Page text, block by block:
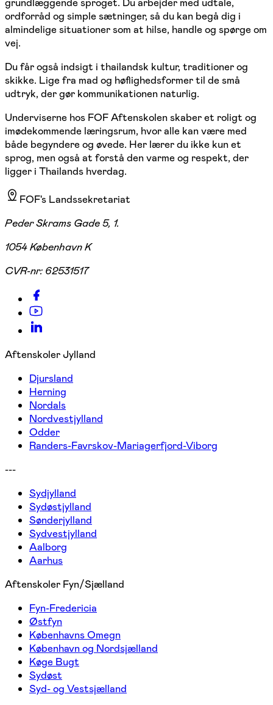
ordforråd og simple sætninger, så du kan begå dig i
almindelige situationer som at hilse, handle og spørge om
vej.
Du får også indsigt i thailandsk kultur, traditioner og
skikke. Lige fra mad og høflighedsformer til de små
udtryk, der gør kommunikationen naturlig.
Underviserne hos FOF Aftenskolen skaber et roligt og
imødekommende læringsrum, hvor alle kan være med
både begyndere og øvede. Her lærer du ikke kun et
sprog, men også at forstå den varme og respekt, der
ligger i Thailands hverdag.
FOF's Landssekretariat
Peder Skrams Gade 5, 1.
1054 København K
CVR-nr: 62531517
Aftenskoler Jylland
Djursland
Herning
Nordals
Nordvestjylland
Odder
Randers-Favrskov-Mariagerfjord-Viborg
---
Sydjylland
Sydøstjylland
Sønderjylland
Sydvestjylland
Aalborg
Aarhus
Aftenskoler Fyn/Sjælland
Fyn-Fredericia
Østfyn
Københavns Omegn
København og Nordsjælland
Køge Bugt
Sydøst
Syd- og Vestsjælland